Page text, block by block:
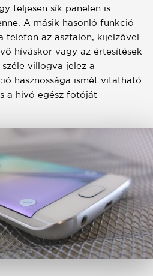
teljesen sík panelen is
A másik hasonló funkció
telefon az asztalon, kijelzővel
híváskor vagy az értesítések
villogva jelez a
hasznossága ismét vitatható
a hívó egész fotóját